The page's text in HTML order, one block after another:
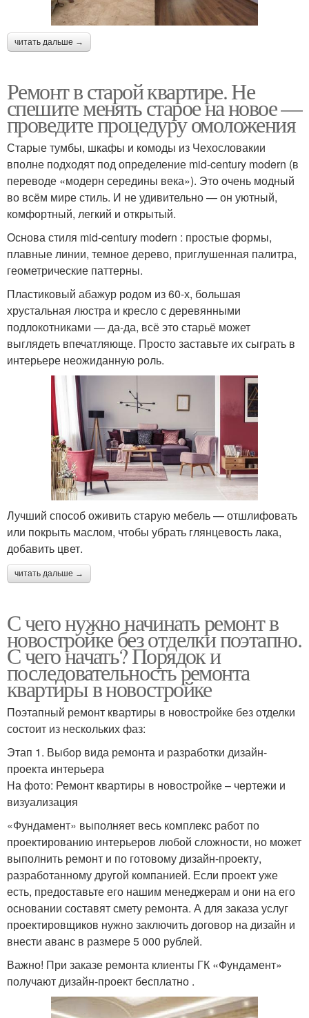
читать дальше →
Ремонт в старой квартире. Не
спешите менять старое на новое —
проведите процедуру омоложения
Старые тумбы, шкафы и комоды из Чехословакии
вполне подходят под определение mid-century modern (в
переводе «модерн середины века»). Это очень модный
во всём мире стиль. И не удивительно — он уютный,
комфортный, легкий и открытый.
Основа стиля mid-century modern : простые формы,
плавные линии, темное дерево, приглушенная палитра,
геометрические паттерны.
Пластиковый абажур родом из 60-х, большая
хрустальная люстра и кресло с деревянными
подлокотниками — да-да, всё это старьё может
выглядеть впечатляюще. Просто заставьте их сыграть в
интерьере неожиданную роль.
Лучший способ оживить старую мебель — отшлифовать
или покрыть маслом, чтобы убрать глянцевость лака,
добавить цвет.
читать дальше →
С чего нужно начинать ремонт в
новостройке без отделки поэтапно.
С чего начать? Порядок и
последовательность ремонта
квартиры в новостройке
Поэтапный ремонт квартиры в новостройке без отделки
состоит из нескольких фаз:
Этап 1. Выбор вида ремонта и разработки дизайн-
проекта интерьера
На фото: Ремонт квартиры в новостройке – чертежи и
визуализация
«Фундамент» выполняет весь комплекс работ по
проектированию интерьеров любой сложности, но может
выполнить ремонт и по готовому дизайн-проекту,
разработанному другой компанией. Если проект уже
есть, предоставьте его нашим менеджерам и они на его
основании составят смету ремонта. А для заказа услуг
проектировщиков нужно заключить договор на дизайн и
внести аванс в размере 5 000 рублей.
Важно! При заказе ремонта клиенты ГК «Фундамент»
получают дизайн-проект бесплатно .